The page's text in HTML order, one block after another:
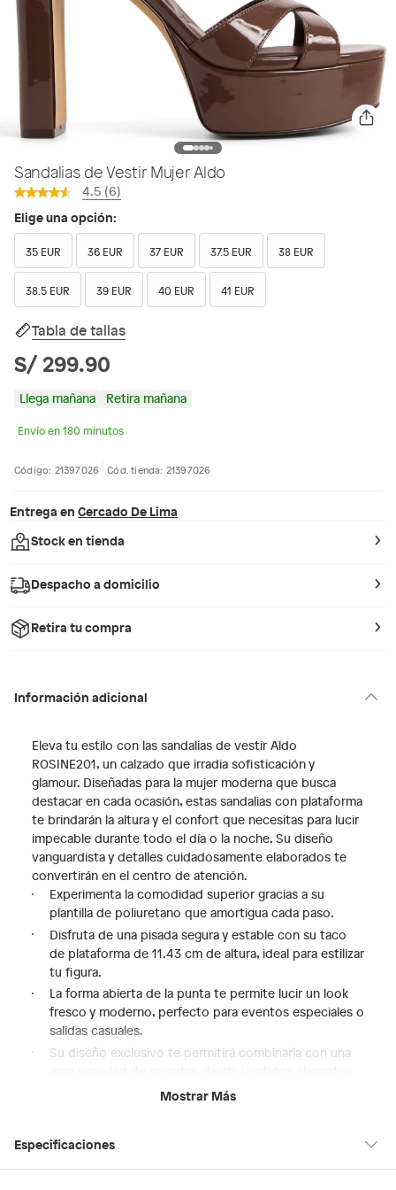
Sandalias de Vestir Mujer Aldo
4.5 (6)
Elige una opción:
35 EUR 36 EUR 37 EUR 37.5 EUR 38 EUR
38.5 EUR 39 EUR 40 EUR 41 EUR
Tabla de tallas
S/ 299.90
Llega mañana Retira mañana
Envío en 180 minutos
Código: 21397026 Cód. tienda: 21397026
Entrega en Cercado De Lima
Stock en tienda
Despacho a domicilio
Retira tu compra
Información adicional
Eleva tu estilo con las sandalias de vestir Aldo
ROSINE201, un calzado que irradia sofisticación y
glamour. Diseñadas para la mujer moderna que busca
destacar en cada ocasión, estas sandalias con plataforma
te brindarán la altura y el confort que necesitas para lucir
impecable durante todo el día o la noche. Su diseño
vanguardista y detalles cuidadosamente elaborados te
convertirán en el centro de atención.
Experimenta la comodidad superior gracias a su
plantilla de poliuretano que amortigua cada paso.
Disfruta de una pisada segura y estable con su taco
de plataforma de 11.43 cm de altura, ideal para estilizar
tu figura.
La forma abierta de la punta te permite lucir un look
fresco y moderno, perfecto para eventos especiales o
salidas casuales.
Su diseño exclusivo te permitirá combinarla con una
hasta jeans casuales.Mostrar Más
Especificaciones